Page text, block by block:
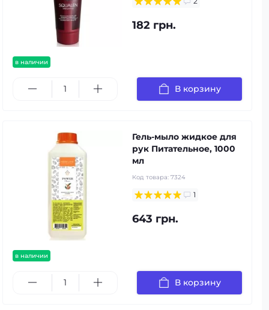
в наличии
182 грн.
В корзину
в наличии
Гель-мыло жидкое для
рук Питательное, 1000
мл
Код товара: 7324
1
643 грн.
В корзину